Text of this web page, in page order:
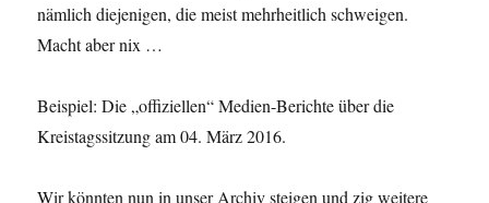
nämlich diejenigen, die meist mehrheitlich schweigen.
Macht aber nix …
Beispiel: Die „offiziellen“ Medien-Berichte über die
Kreistagssitzung am 04. März 2016.
Wir könnten nun in unser Archiv steigen und zig weitere